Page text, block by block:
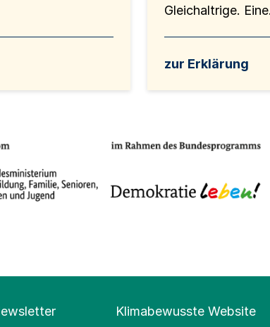
Gleichaltrige.
zur Erklärung
Klimabewusste Website